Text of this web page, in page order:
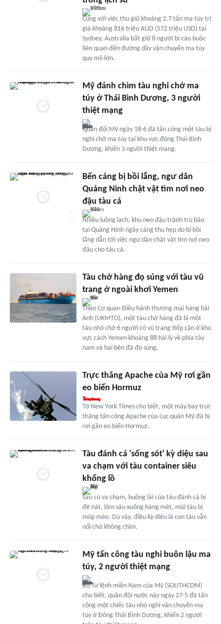
Cùng với việc thu giữ khoảng 2,7 tấn ma túy trị
giá khoảng 816 triệu AUD (572 triệu USD) tại
Sydney, Australia bắt giữ 8 người bị cáo buộc
liên quan đến đường dây vận chuyển ma túy
quy mô lớn.
Mỹ đánh chìm tàu nghi chở ma
túy ở Thái Bình Dương, 3 người
thiệt mạng
Quân đội Mỹ ngày 18-6 đã tấn công một tàu bị
nghi chở ma túy tại khu vực đông Thái Bình
Dương, khiến 3 người thiệt mạng.
Bến cảng bị bồi lắng, ngư dân
Quảng Ninh chật vật tìm nơi neo
đậu tàu cá
Nhiều luồng lạch, khu neo đậu tránh trú bão
tại Quảng Ninh ngày càng thu hẹp do bị bồi
lắng dẫn tới việc ngư dân chật vật tìm nơi neo
đậu cho tàu cá.
Tàu chở hàng đọ súng với tàu vũ
trang ở ngoài khơi Yemen
Theo Cơ quan Điều hành thương mại hàng hải
Anh (UKMTO), một tàu chở hàng đã bị một
tàu nhỏ chở 6 người có vũ trang tiếp cận ở khu
vực cách Yemen khoảng 88 hải lý về phía tây
nam và hai bên đã đọ súng.
Trực thăng Apache của Mỹ rơi gần
eo biển Hormuz
Tờ New York Times cho biết, một máy bay trực
thăng tấn công Apache của Lục quân Mỹ đã bị
rơi gần eo biển Hormuz.
Tàu đánh cá 'sống sót' kỳ diệu sau
va chạm với tàu container siêu
khổng lồ
Sau cú va chạm, buồng lái của tàu đánh cá bị
đè nát, lõm sâu xuống hàng mét, mũi tàu bị
móp méo. Dù vậy, điều kỳ diệu là con tàu vẫn
nổi chứ không chìm.
Mỹ tấn công tàu nghi buôn lậu ma
túy, 2 người thiệt mạng
Bộ Tư lệnh miền Nam của Mỹ (SOUTHCOM)
cho biết, quân đội nước này ngày 27-5 đã tấn
công một chiếc tàu nhỏ nghi vận chuyển ma
túy ở Đông Thái Bình Dương, khiến 2 người